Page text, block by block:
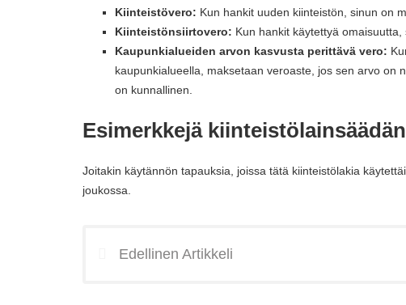
Kiinteistövero: Kun hankit uuden kiinteistön, sinun on
Kiinteistönsiirtovero: Kun hankit käytettyä
Kaupunkialueiden arvon kasvusta perittävä vero:
kaupunkialueella, maksetaan veroaste, jos sen arvo on
on kunnallinen.
Esimerkkejä
Joitakin käytännön tapauksia, joissa tätä kiinteistölakia
joukossa.
Edellinen Artikkeli